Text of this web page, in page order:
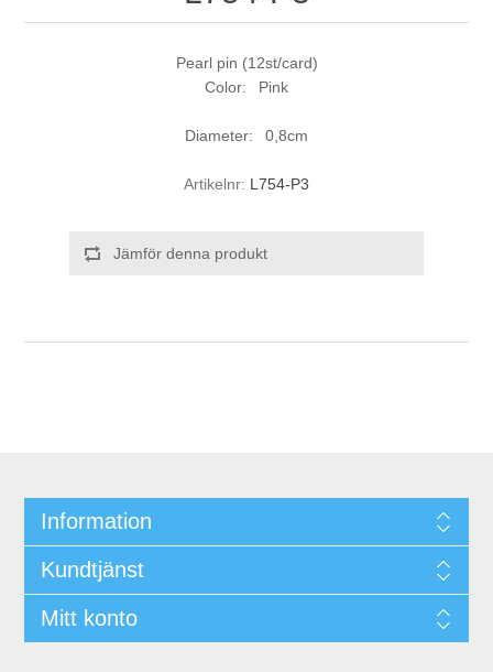
Pearl pin (12st/card)
Color: Pink
Diameter: 0,8cm
Artikelnr: L754-P3
Jämför denna produkt
Information
Kundtjänst
Mitt konto